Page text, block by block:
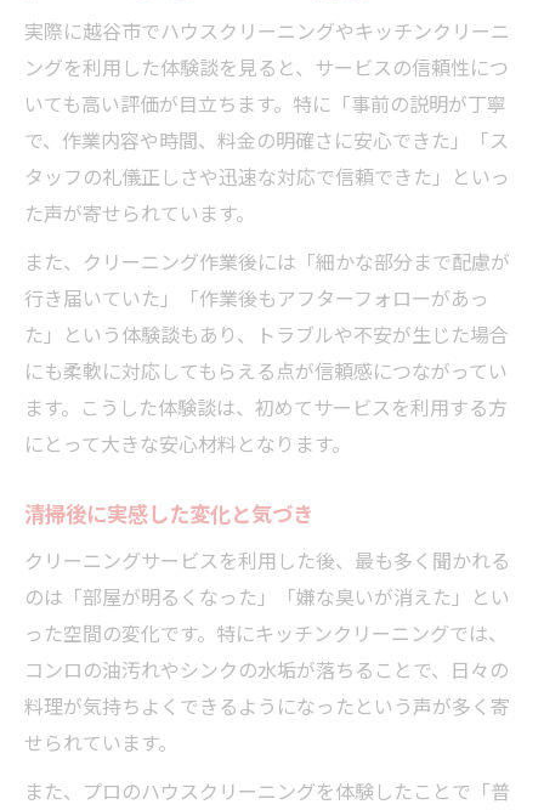
実際に越谷市でハウスクリーニングやキッチンクリーニ
ングを利用した体験談を見ると、サービスの信頼性につ
いても高い評価が目立ちます。特に「事前の説明が丁寧
で、作業内容や時間、料金の明確さに安心できた」「ス
タッフの礼儀正しさや迅速な対応で信頼できた」といっ
た声が寄せられています。
また、クリーニング作業後には「細かな部分まで配慮が
行き届いていた」「作業後もアフターフォローがあっ
た」という体験談もあり、トラブルや不安が生じた場合
にも柔軟に対応してもらえる点が信頼感につながってい
ます。こうした体験談は、初めてサービスを利用する方
にとって大きな安心材料となります。
清掃後に実感した変化と気づき
クリーニングサービスを利用した後、最も多く聞かれる
のは「部屋が明るくなった」「嫌な臭いが消えた」とい
った空間の変化です。特にキッチンクリーニングでは、
コンロの油汚れやシンクの水垢が落ちることで、日々の
料理が気持ちよくできるようになったという声が多く寄
せられています。
また、プロのハウスクリーニングを体験したことで「普